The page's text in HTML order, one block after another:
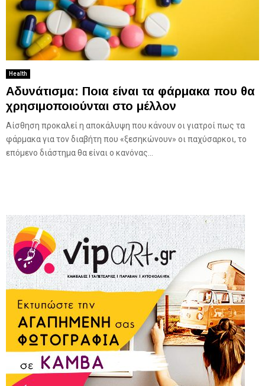
Health
Αδυνάτισμα: Ποια είναι τα φάρμακα που θα
χρησιμοποιούνται στο μέλλον
Αίσθηση προκαλεί η αποκάλυψη που κάνουν οι γιατροί πως τα
φάρμακα για τον διαβήτη που «ξεσηκώνουν» οι παχύσαρκοι, το
επόμενο διάστημα θα είναι ο κανόνας...